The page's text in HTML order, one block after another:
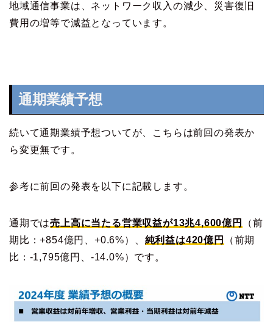
地域通信事業は、ネットワーク収入の減少、災害復旧
費用の増等で減益となっています。
通期業績予想
続いて通期業績予想ついてが、こちらは前回の発表か
ら変更無です。
参考に前回の発表を以下に記載します。
通期では売上高に当たる営業収益が13兆4,600億円
（前
期比：+854億円、+0.6%）、 純利益は420億円
（前期
比：-1,795億円、-14.0%）です。